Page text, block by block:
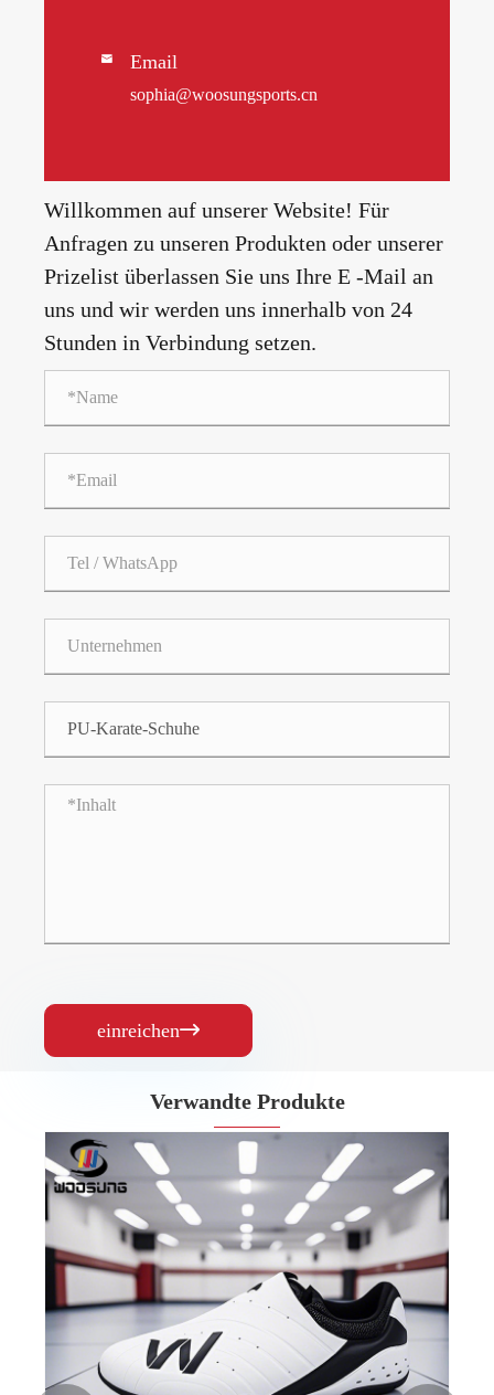
 Email
sophia@woosungsports.cn
Willkommen auf unserer Website! Für
Anfragen zu unseren Produkten oder unserer
Prizelist überlassen Sie uns Ihre E -Mail an
uns und wir werden uns innerhalb von 24
Stunden in Verbindung setzen.
einreichen
Verwandte Produkte